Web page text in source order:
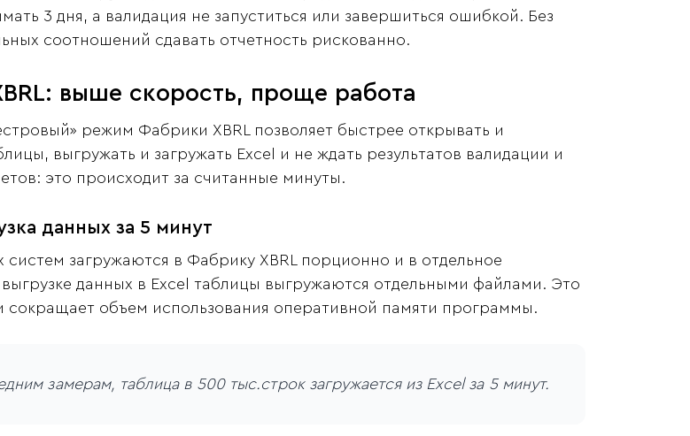
3 дня, а валидация не запуститься или завершиться ошибкой. Без
соотношений сдавать отчетность рискованно.
выше скорость, проще работа
режим Фабрики XBRL позволяет быстрее открывать и
выгружать и загружать Excel и не ждать результатов валидации и
это происходит за считанные минуты.
данных за 5 минут
систем загружаются в Фабрику XBRL порционно и в отдельное
данных в Excel таблицы выгружаются отдельными файлами. Это
сокращает объем использования оперативной памяти программы.
замерам, таблица в 500 тыс.строк загружается из Excel за 5 минут.